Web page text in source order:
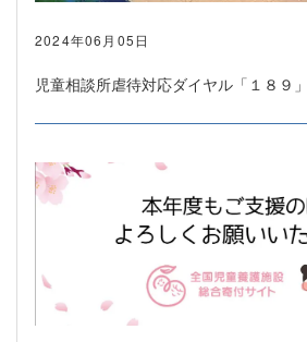
2024年06月05日
児童相談所虐待対応ダイヤル「１８９